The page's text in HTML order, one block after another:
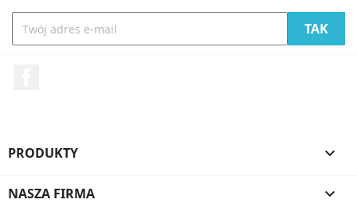
PRODUKTY 
NASZA FIRMA 